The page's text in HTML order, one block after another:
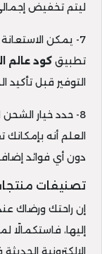
ليتم تخفيض
7- يمكن
تطبيق كود عالم
التوفير قبل تأكيد
8- حدد خيار
العلم أنه
دون أي فوائد
تصنيفات
إن راحتك ورضاك
إليها، فاستكمالًا
الإلكترونية